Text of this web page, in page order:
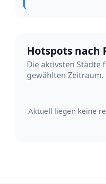
Hotspots nach
Die aktivsten Städte
gewählten Zeitraum.
Aktuell liegen keine